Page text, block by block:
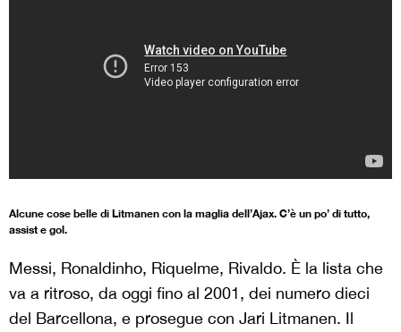
Alcune cose belle di Litmanen con la maglia dell’Ajax. C’è un po’ di tutto,
assist e gol.
Messi, Ronaldinho, Riquelme, Rivaldo. È la lista che
va a ritroso, da oggi fino al 2001, dei numero dieci
del Barcellona, e prosegue con Jari Litmanen. Il